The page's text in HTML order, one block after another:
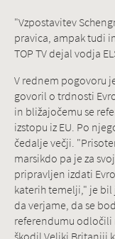
"Vzpostavitev
pravica, ampak tudi
TOP TV dejal vodja
V rednem pogovoru
govoril o trdnosti
in bližajočemu se
izstopu iz EU. Po
čedalje večji.
marsikdo pa je za
pripravljen izdati
katerih temelji," je
da verjame, da se
referendumu